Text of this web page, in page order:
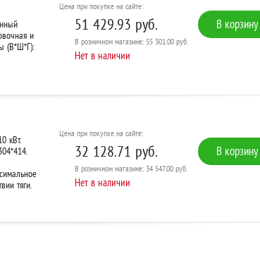
и
(В*Ш*Г):
Цена при покупке на сайте:
51 429.93 руб.
В розничном магазине: 55 301.00 руб.
Нет в наличии
В корзину
кВт.
тяги.
Цена при покупке на сайте:
32 128.71 руб.
В розничном магазине: 34 547.00 руб.
Нет в наличии
В корзину